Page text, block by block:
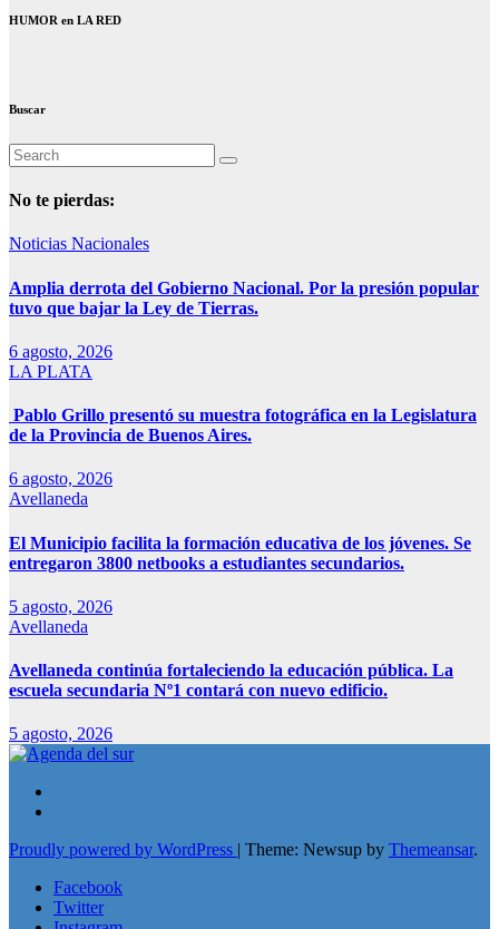
HUMOR en LA RED
Buscar
No te pierdas:
Noticias Nacionales
Amplia derrota del Gobierno Nacional. Por la presión popular
tuvo que bajar la Ley de Tierras.
6 agosto, 2026
LA PLATA
Pablo Grillo presentó su muestra fotográfica en la Legislatura
de la Provincia de Buenos Aires.
6 agosto, 2026
Avellaneda
El Municipio facilita la formación educativa de los jóvenes. Se
entregaron 3800 netbooks a estudiantes secundarios.
5 agosto, 2026
Avellaneda
Avellaneda continúa fortaleciendo la educación pública. La
escuela secundaria Nº1 contará con nuevo edificio.
5 agosto, 2026
Proudly powered by WordPress | Theme: Newsup by Themeansar.
Facebook
Twitter